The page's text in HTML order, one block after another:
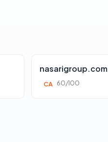
nasarigroup.com
CA 60/100